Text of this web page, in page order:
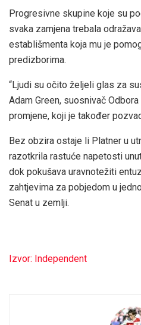
Progresivne skupine koje su
svaka zamjena trebala
establišmenta koja mu je
predizborima.
“Ljudi su očito željeli glas za
Adam Green, suosnivač
promjene, koji je također
Bez obzira ostaje li Platner u
razotkrila rastuće napetosti
dok pokušava uravnotežiti
zahtjevima za pobjedom u
Senat u zemlji.
Izvor: Independent